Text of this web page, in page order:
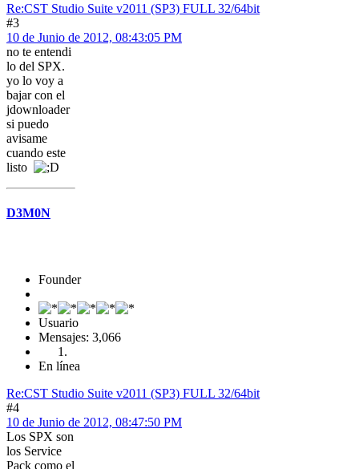
Re:CST Studio Suite v2011 (SP3) FULL 32/64bit
#3
10 de Junio de 2012, 08:43:05 PM
no te entendi
lo del SPX.
yo lo voy a
bajar con el
jdownloader
si puedo
avisame
cuando este
listo
D3M0N
Founder
Usuario
Mensajes: 3,066
En línea
Re:CST Studio Suite v2011 (SP3) FULL 32/64bit
#4
10 de Junio de 2012, 08:47:50 PM
Los SPX son
los Service
Pack como el